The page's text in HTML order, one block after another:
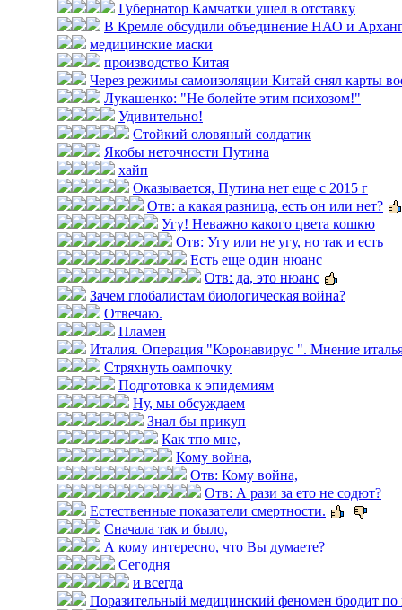
Губернатор Камчатки ушел в отставку
В Кремле обсудили объединение НАО и
медицинские маски
производство Китая
Через режимы самоизоляции Китай снял карты
Лукашенко: "Не болейте этим психозом!"
Удивительно!
Стойкий оловяный солдатик
Якобы неточности Путина
хайп
Оказывается, Путина нет еще с 2015 г
Отв: а какая разница, есть он или нет?
Угу! Неважно какого цвета кошкю
Отв: Угу или не угу, но так и есть
Есть еще один нюанс
Отв: да, это нюанс
Зачем глобалистам биологическая война?
Отвечаю.
Пламен
Италия. Операция "Коронавирус ". Мнение
Стряхнуть оампочку
Подготовка к эпидемиям
Ну, мы обсуждаем
Знал бы прикуп
Как тпо мне,
Кому война,
Отв: Кому война,
Отв: А рази за ето не содют?
Естественные показатели смертности.
Сначала так и было,
А кому интересно, что Вы думаете?
Сегодня
и всегда
Поразительный медицинский феномен бродит по